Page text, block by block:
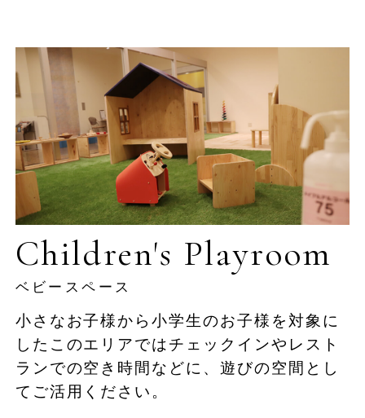
Children's Playroom
ベビースペース
小さなお子様から小学生のお子様を対象に
したこのエリアではチェックインやレスト
ランでの空き時間などに、遊びの空間とし
てご活用ください。